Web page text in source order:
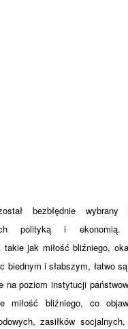
bezbłędnie
polityką i
jak miłość bliźniego,
biednym i słabszym, łatwo
na poziom instytucji
miłość bliźniego, co
zasiłków